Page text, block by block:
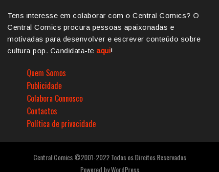
Tens interesse em colaborar com o Central Comics? O
Central Comics procura pessoas apaixonadas e
motivadas para desenvolver e escrever conteúdo sobre
cultura pop. Candidata-te aqui!
Quem Somos
Publicidade
Colabora Connosco
Contactos
Política de privacidade
Central Comics ©2001-2022 Todos os Direitos Reservados
Powered byWordPress